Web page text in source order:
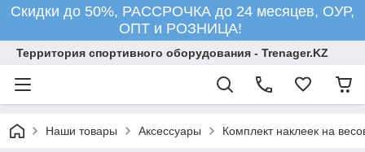
Скидки до 50%, РАССРОЧКА до 24 месяцев, ОУР,
ОПТ и РОЗНИЦА!
Территория спортивного оборудования - Trenager.KZ
Наши товары Аксессуары Комплект наклеек на